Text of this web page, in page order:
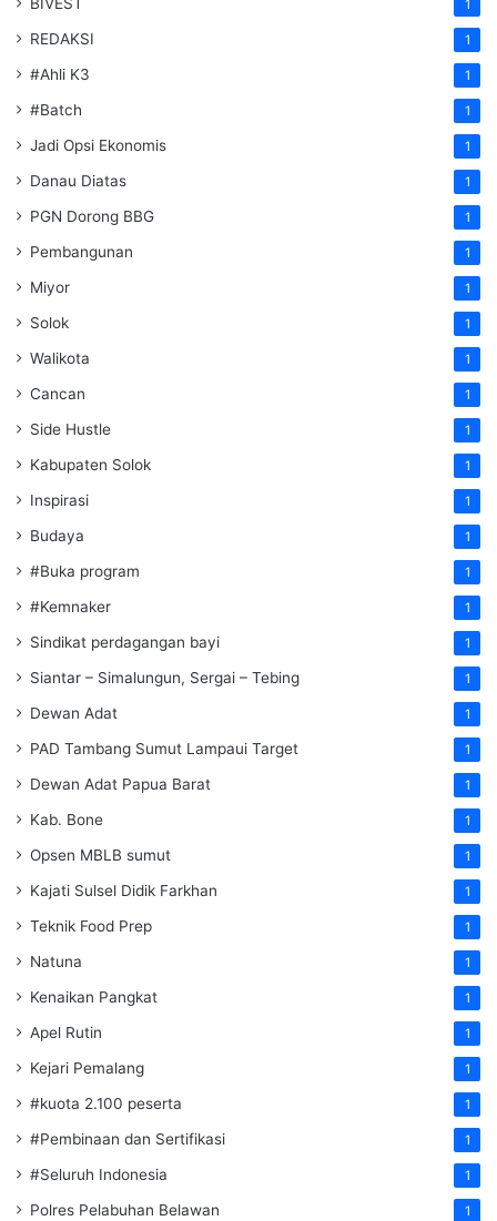
1
REDAKSI 1
#Ahli K3 1
#Batch 1
Jadi Opsi Ekonomis 1
Danau Diatas 1
PGN Dorong BBG 1
Pembangunan 1
Miyor 1
Solok 1
Walikota 1
Cancan 1
Side Hustle 1
Kabupaten Solok 1
Inspirasi 1
Budaya 1
#Buka program 1
#Kemnaker 1
Sindikat perdagangan bayi 1
Siantar – Simalungun, Sergai – Tebing 1
Dewan Adat 1
PAD Tambang Sumut Lampaui Target 1
Dewan Adat Papua Barat 1
Kab. Bone 1
Opsen MBLB sumut 1
Kajati Sulsel Didik Farkhan 1
Teknik Food Prep 1
Natuna 1
Kenaikan Pangkat 1
Apel Rutin 1
Kejari Pemalang 1
#kuota 2.100 peserta 1
#Pembinaan dan Sertifikasi 1
#Seluruh Indonesia 1
Polres Pelabuhan Belawan 1